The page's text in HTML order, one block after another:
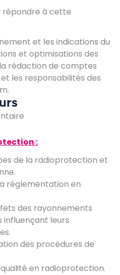
répondre à cette
et les indications du
et optimisations des
rédaction de comptes
les responsabilités des
:
de la radioprotection et
réglementation en
des rayonnements
influençant leurs
des procédures de
en radioprotection.